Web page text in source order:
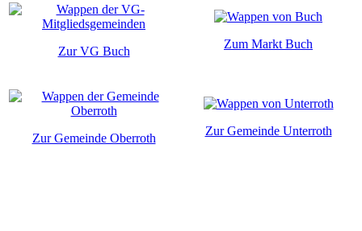
Zur VG Buch
Zum Markt Buch
Zur Gemeinde Oberroth
Zur Gemeinde Unterroth